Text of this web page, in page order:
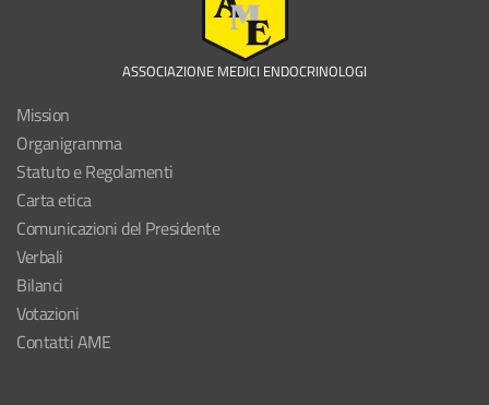
ASSOCIAZIONE MEDICI ENDOCRINOLOGI
Mission
Organigramma
Statuto e Regolamenti
Carta etica
Comunicazioni del Presidente
Verbali
Bilanci
Votazioni
Contatti AME